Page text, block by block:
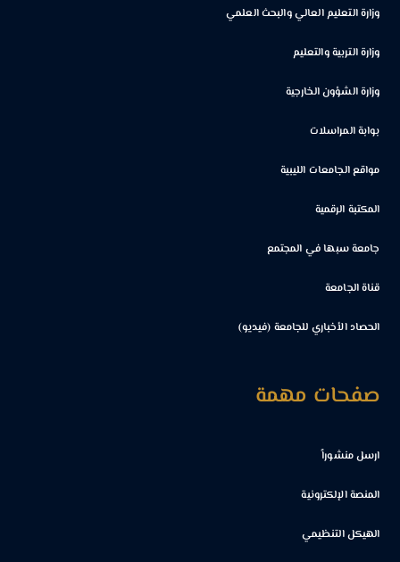
وزارة التعليم العالي والبحث العلمي
وزارة التربية والتعليم
وزارة الشؤون الخارجية
بوابة المراسلات
مواقع الجامعات الليبية
المكتبة الرقمية
جامعة سبها في المجتمع
قناة الجامعة
الحصاد الأخباري للجامعة (فيديو)
صفحات مهمة
ارسل منشوراً
المنصة الإلكترونية
الهيكل التنظيمي